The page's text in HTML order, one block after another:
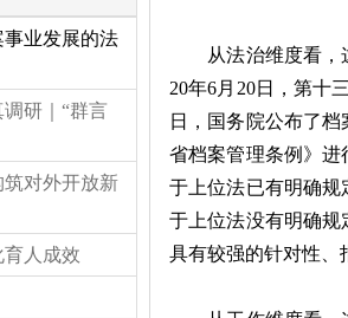
业发展的法
研｜“群言
对外开放新
人成效
从法治维度看，这
20年6月20日，第十
日，国务院公布了
省档案管理条例》
于上位法已有明确
于上位法没有明确规
具有较强的针对性、